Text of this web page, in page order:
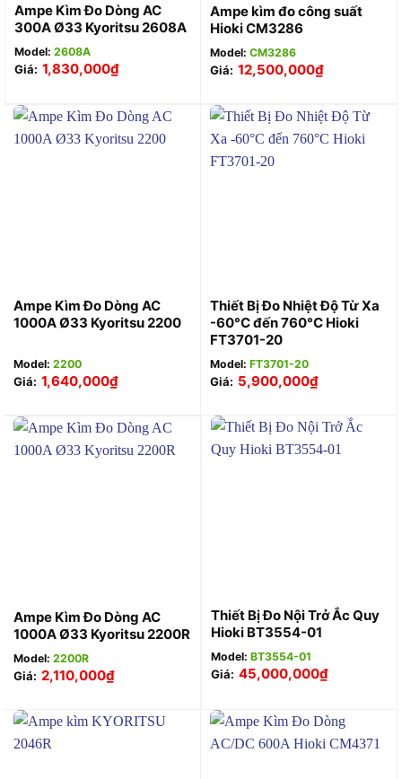
Ampe Kìm Đo Dòng AC
300A Ø33 Kyoritsu 2608A
Model: 2608A
Giá: 1,830,000₫
Ampe kìm đo công suất
Hioki CM3286
Model: CM3286
Giá: 12,500,000₫
Ampe Kìm Đo Dòng AC
1000A Ø33 Kyoritsu 2200
Model: 2200
Giá: 1,640,000₫
Thiết Bị Đo Nhiệt Độ Từ Xa
-60°C đến 760°C Hioki
FT3701-20
Model: FT3701-20
Giá: 5,900,000₫
Ampe Kìm Đo Dòng AC
1000A Ø33 Kyoritsu 2200R
Model: 2200R
Giá: 2,110,000₫
Thiết Bị Đo Nội Trở Ắc Quy
Hioki BT3554-01
Model: BT3554-01
Giá: 45,000,000₫